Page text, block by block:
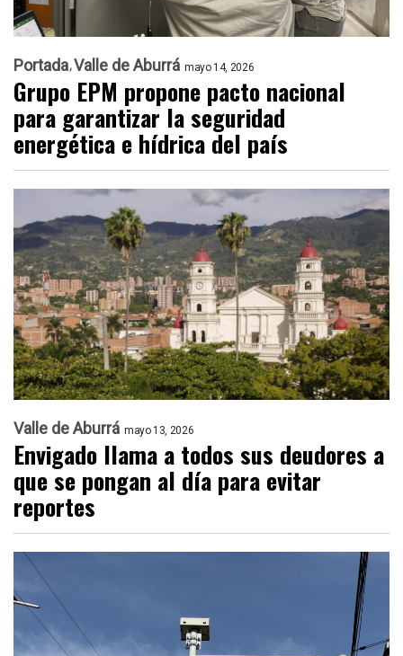
Portada Valle de Aburrá mayo 14, 2026
Grupo EPM propone pacto nacional
para garantizar la seguridad
energética e hídrica del país
Valle de Aburrá mayo 13, 2026
Envigado llama a todos sus deudores a
que se pongan al día para evitar
reportes